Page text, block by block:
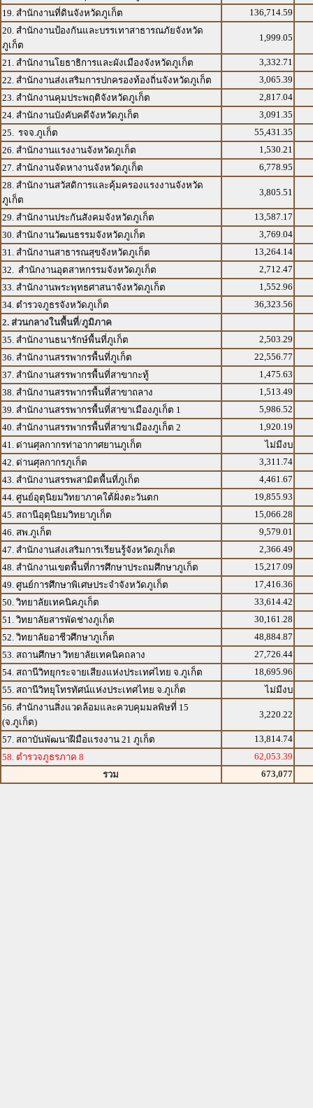
19. สำนักงานที่ดินจังหวัดภูเก็ต
136,714.59
20. สำนักงานป้องกันและบรรเทาสาธารณภัยจังหวัด
ภูเก็ต
1,999.05
21. สำนักงานโยธาธิการและผังเมืองจังหวัดภูเก็ต
3,332.71
22. สำนักงานส่งเสริมการปกครองท้องถิ่นจังหวัดภูเก็ต
3,065.39
23. สำนักงานคุมประพฤติจังหวัดภูเก็ต
2,817.04
24. สำนักงานบังคับคดีจังหวัดภูเก็ต
3,091.35
25. รจจ.ภูเก็ต
55,431.35
26. สำนักงานแรงงานจังหวัดภูเก็ต
1,530.21
27. สำนักงานจัดหางานจังหวัดภูเก็ต
6,778.95
28. สำนักงานสวัสดิการและคุ้มครองแรงงานจังหวัด
ภูเก็ต
3,805.51
29. สำนักงานประกันสังคมจังหวัดภูเก็ต
13,587.17
30. สำนักงานวัฒนธรรมจังหวัดภูเก็ต
3,769.04
31. สำนักงานสาธารณสุขจังหวัดภูเก็ต
13,264.14
32. สำนักงานอุตสาหกรรมจังหวัดภูเก็ต
2,712.47
33. สำนักงานพระพุทธศาสนาจังหวัดภูเก็ต
1,552.96
34. ตำรวจภูธรจังหวัดภูเก็ต
36,323.56
2. ส่วนกลางในพื้นที่/ภูมิภาค
35. สำนักงานธนารักษ์พื้นที่ภูเก็ต
2,503.29
36. สำนักงานสรรพากรพื้นที่ภูเก็ต
22,556.77
37. สำนักงานสรรพากรพื้นที่สาขากะทู้
1,475.63
38. สำนักงานสรรพากรพื้นที่สาขาถลาง
1,513.49
39. สำนักงานสรรพากรพื้นที่สาขาเมืองภูเก็ต 1
5,986.52
40. สำนักงานสรรพากรพื้นที่สาขาเมืองภูเก็ต 2
1,920.19
41. ด่านศุลกากรท่าอากาศยานภูเก็ต
ไม่มีงบ
42. ด่านศุลกากรภูเก็ต
3,311.74
43. สำนักงานสรรพสามิตพื้นที่ภูเก็ต
4,461.67
44. ศูนย์อุตุนิยมวิทยาภาคใต้ฝั่งตะวันตก
19,855.93
45. สถานีอุตุนิยมวิทยาภูเก็ต
15,066.28
46. สพ.ภูเก็ต
9,579.01
47. สำนักงานส่งเสริมการเรียนรู้จังหวัดภูเก็ต
2,366.49
48. สำนักงานเขตพื้นที่การศึกษาประถมศึกษาภูเก็ต
15,217.09
49. ศูนย์การศึกษาพิเศษประจำจังหวัดภูเก็ต
17,416.36
50. วิทยาลัยเทคนิคภูเก็ต
33,614.42
51. วิทยาลัยสารพัดช่างภูเก็ต
30,161.28
52. วิทยาลัยอาชีวศึกษาภูเก็ต
48,884.87
53. สถานศึกษา วิทยาลัยเทคนิคถลาง
27,726.44
54. สถานีวิทยุกระจายเสียงแห่งประเทศไทย จ.ภูเก็ต
18,695.96
55. สถานีวิทยุโทรทัศน์แห่งประเทศไทย จ.ภูเก็ต
ไม่มีงบ
56. สำนักงานสิ่งแวดล้อมและควบคุมมลพิษที่ 15
(จ.ภูเก็ต)
3,220.22
57. สถาบันพัฒนาฝีมือแรงงาน 21 ภูเก็ต
13,814.74
58. ตำรวจภูธรภาค 8
62,053.39
รวม
673,077